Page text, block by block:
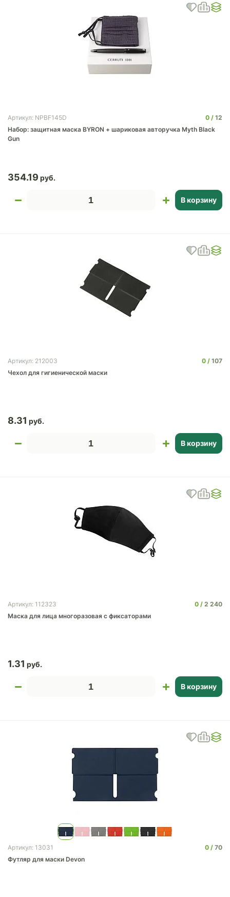
Артикул: NPBF145D 0
12
Набор: защитная маска BYRON + шариковая авторучка Myth Black
Gun
354.19
В корзину
Артикул: 212003 0
107
Чехол для гигиенической маски
8.31
В корзину
Артикул: 112323 0
2 240
Маска для лица многоразовая с фиксаторами
1.31
В корзину
Артикул: 13031 0
70
Футляр для маски Devon